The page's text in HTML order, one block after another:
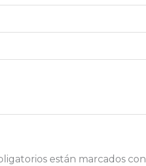
están marcados con